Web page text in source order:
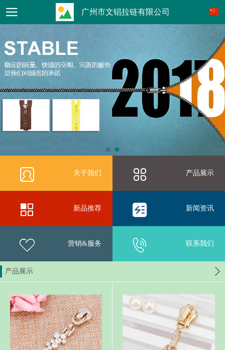
广州市文锠拉链有限公司
关于我们 产品展示
新品推荐 新闻资讯
营销&服务 联系我们
产品展示